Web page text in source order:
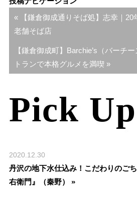
« 【鎌倉御成通りそば処】志幸｜20
老舗そば店
【鎌倉御成町】Barchie’s（バーチ
トランで本格グルメを満喫 »
Pick Up
2020.12.30
丹沢の地下水仕込み！こだわりのご
右衛門』（秦野） »